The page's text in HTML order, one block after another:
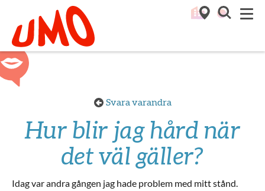
Till startsidan för Umo
Svara varandra
Hur blir jag hård när
det väl gäller?
Idag var andra gången jag hade problem med mitt stånd.